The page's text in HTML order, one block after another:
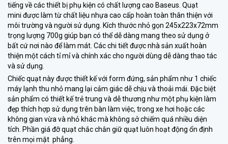
tiếng về các thiết bị phụ kiện có chất lượng cao Baseus. Quạt
mini được làm từ chất liệu nhựa cao cấp hoàn toàn thân thiện với
môi trường và người sử dụng. Kích thước nhỏ gọn 245x223x72mm
trọng lượng 700g giúp bạn có thể dễ dàng mang theo sử dụng ở
bất cứ nơi nào để làm mát. Các chi tiết được nhà sản xuất hoàn
thiện một cách tỉ mỉ và chính xác cho người dùng dễ dàng thao tác
và sử dụng.
Chiếc quạt này được thiết kế với form đứng, sản phẩm như 1 chiếc
máy lạnh thu nhỏ mang lại cảm giác dễ chịu và thoải mái. Đặc biệt
sản phẩm có thiết kế trẻ trung và dễ thương như một phụ kiện làm
đẹp thích hợp sử dụng trên bàn làm việc, trong xe hơi hoặc các
không gian vừa và nhỏ khác mà không sở chiếm quá nhiều diện
tích. Phần giá đỡ quạt chắc chắn giữ quạt luôn hoạt động ổn định
trên mọi mặt phẳng.